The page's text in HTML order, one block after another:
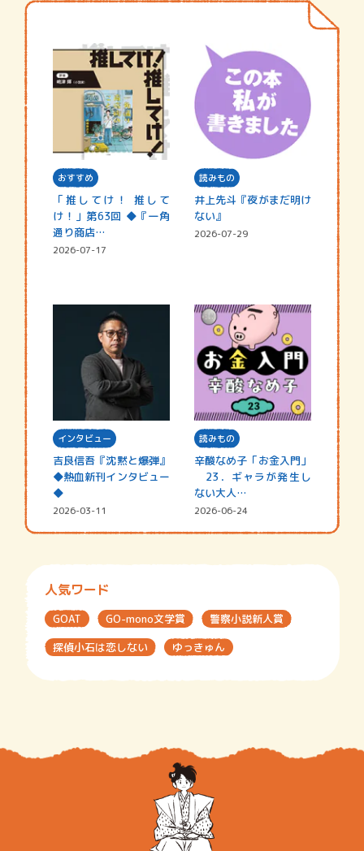
おすすめ
「推してけ！ 推して
け！」第63回 ◆『一角
通り商店…
2026-07-17
読みもの
井上先斗『夜がまだ明け
ない』
2026-07-29
インタビュー
吉良信吾『沈黙と爆弾』
◆熱血新刊インタビュー
◆
2026-03-11
読みもの
辛酸なめ子「お金入門」
23．ギャラが発生し
ない大人…
2026-06-24
人気ワード
GOAT GO-mono文学賞
警察小説新人賞
探偵小石は恋しない
ゆっきゅん